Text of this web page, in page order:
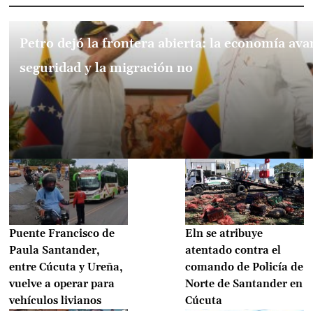
Petro dejó la frontera abierta: la economía
seguridad y la migración no
Puente Francisco de
Paula Santander,
entre Cúcuta y Ureña,
vuelve a operar para
vehículos livianos
Eln se atribuye
atentado contra el
comando de Policía de
Norte de Santander en
Cúcuta